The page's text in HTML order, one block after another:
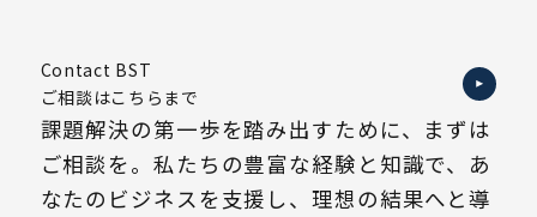
Contact BST
ご相談はこちらまで
課題解決の第一歩を踏み出すために、まずは
ご相談を。私たちの豊富な経験と知識で、あ
なたのビジネスを支援し、理想の結果へと導